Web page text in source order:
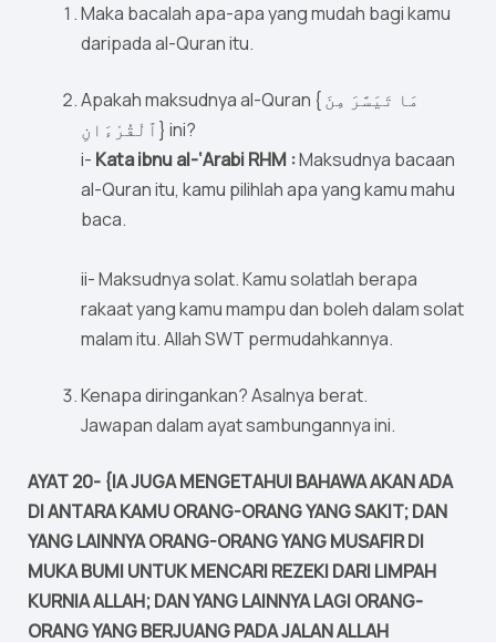
Maka bacalah apa-apa yang mudah bagi kamu
daripada al-Quran itu.
Apakah maksudnya al-Quran { مَا تَيَسَّرَ مِنَ
ٱلْقُرْءَانِ} ini?
i- Kata ibnu al-‘Arabi RHM :Maksudnya bacaan
al-Quran itu, kamu pilihlah apa yang kamu mahu
baca.
ii- Maksudnya solat. Kamu solatlah berapa
rakaat yang kamu mampu dan boleh dalam solat
malam itu. Allah SWT permudahkannya.
Kenapa diringankan? Asalnya berat.
Jawapan dalam ayat sambungannya ini.
AYAT 20- {IA JUGA MENGETAHUI BAHAWA AKAN ADA
DI ANTARA KAMU ORANG-ORANG YANG SAKIT; DAN
YANG LAINNYA ORANG-ORANG YANG MUSAFIR DI
MUKA BUMI UNTUK MENCARI REZEKI DARI LIMPAH
KURNIA ALLAH; DAN YANG LAINNYA LAGI ORANG-
ORANG YANG BERJUANG PADA JALAN ALLAH